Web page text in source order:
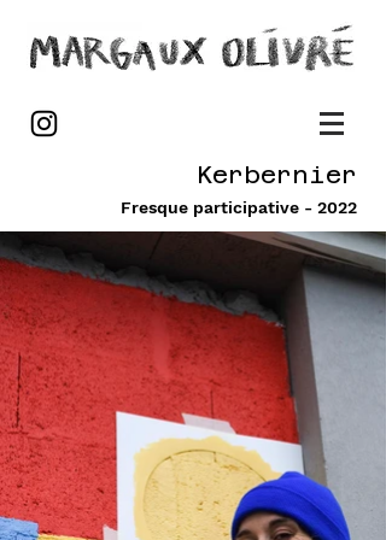
Kerbernier
Fresque participative - 2022